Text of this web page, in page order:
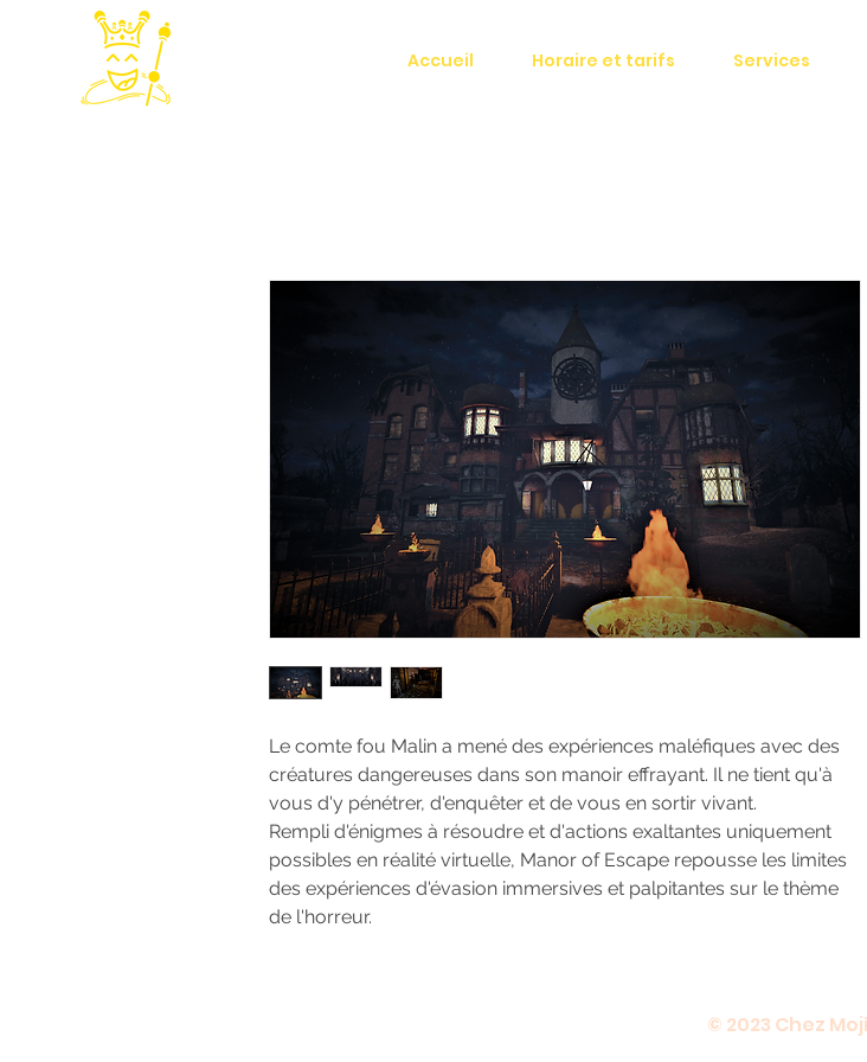
Accueil Horaire et tarifs Services
Le comte fou Malin a mené des expériences maléfiques avec des
créatures dangereuses dans son manoir effrayant. Il ne tient qu'à
vous d'y pénétrer, d'enquêter et de vous en sortir vivant.
Rempli d'énigmes à résoudre et d'actions exaltantes uniquement
possibles en réalité virtuelle, Manor of Escape repousse les limites
des expériences d'évasion immersives et palpitantes sur le thème
de l'horreur.
© 2023 Chez